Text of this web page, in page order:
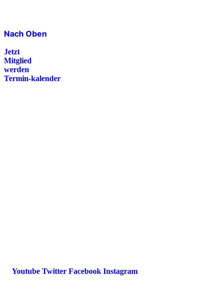
Nach Oben
Jetzt
Mitglied
werden
Termin-kalender
Youtube Twitter Facebook Instagram